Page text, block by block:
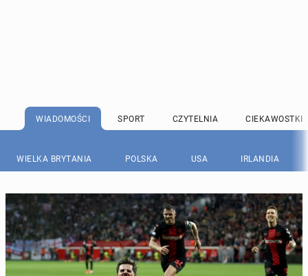
WIADOMOŚCI SPORT CZYTELNIA CIEKAWOSTKI
WIELKA BRYTANIA POLSKA USA IRLANDIA